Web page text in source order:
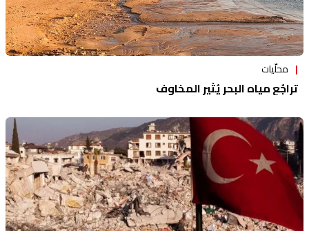
محلّيات
تراجُع مياه البحر يُثير المخاوف